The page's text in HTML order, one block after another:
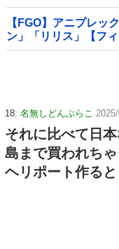
【FGO】アニプレッ
ン」「リリス」【フィ
18: 名無しどんぶらこ
それに比べて日
島まで買われち
ヘリポート作る